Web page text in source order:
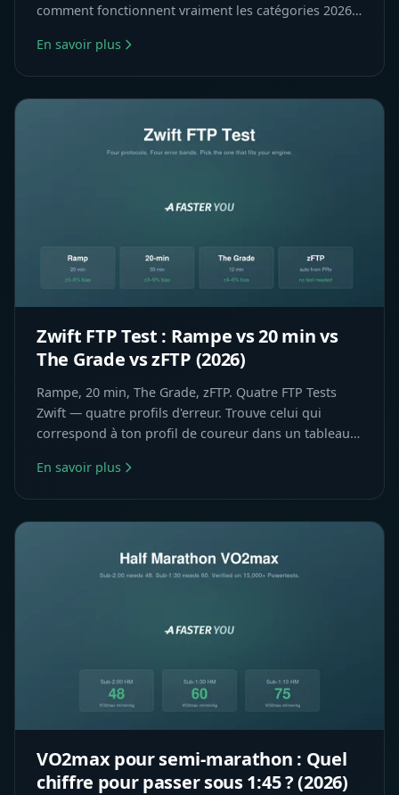
comment fonctionnent vraiment les catégories 2026
En savoir plus
Zwift FTP Test : Rampe vs 20 min vs
The Grade vs zFTP (2026)
Rampe, 20 min, The Grade, zFTP. Quatre FTP Tests
Zwift — quatre profils d'erreur. Trouve celui qui
correspond à ton profil de coureur dans un tableau
En savoir plus
VO2max pour semi-marathon : Quel
chiffre pour passer sous 1:45 ? (2026)